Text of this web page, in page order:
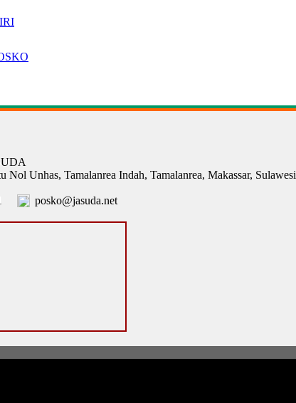
Nol Unhas, Tamalanrea Indah, Tamalanrea, Makassar, Sulawesi
posko@jasuda.net